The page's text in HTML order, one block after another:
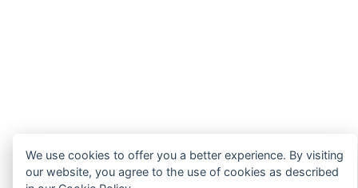
We use cookies to offer you a better experience. By visiting
our website, you agree to the use of cookies as described